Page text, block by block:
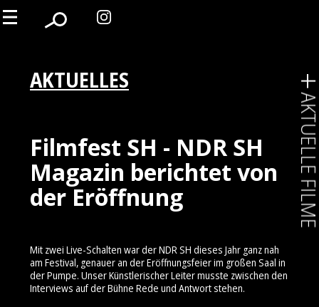
AKTUELLES
Filmfest SH - NDR SH
Magazin berichtet von
der Eröffnung
Mit zwei Live-Schalten war der NDR SH dieses Jahr ganz nah
am Festival, genauer an der Eröffnungsfeier im großen Saal in
der Pumpe. Unser Künstlerischer Leiter musste zwischen den
Interviews auf der Bühne Rede und Antwort stehen.